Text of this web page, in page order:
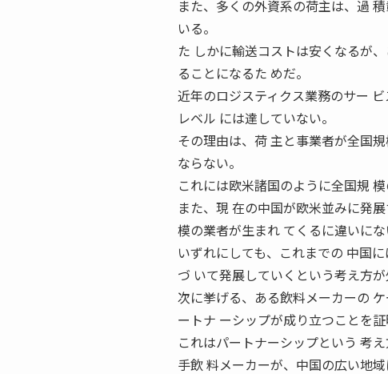
また、多くの外資系の荷主は、過
いる。
た しかに輸送コストは安くなるが
ることになるた めだ。
近年のロジスティクス業務のサー
レベル には達していない。
その理由は、荷 主と事業者が全国
ならない。
これには欧米諸国のように全国規
また、現 在の中国が欧米並みに発
模の業者が生まれ てくるに違いにな
いずれにしても、これまでの 中国
づ いて発展していくという考え方が
次に挙げる、ある飲料メーカーの
ートナ ーシップが成り立つことを証
これはパートナーシップという 考
手飲 料メーカーが、中国の広い地